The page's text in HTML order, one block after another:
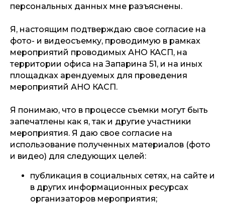
персональных данных мне разъяснены.
Я, настоящим подтверждаю свое согласие на
фото- и видеосъемку, проводимую в рамках
мероприятий проводимых АНО КАСП, на
территории офиса на Запарина 51, и на иных
площадках арендуемых для проведения
мероприятий АНО КАСП.
Я понимаю, что в процессе съемки могут быть
запечатлены как я, так и другие участники
мероприятия. Я даю свое согласие на
использование полученных материалов (фото
и видео) для следующих целей:
публикация в социальных сетях, на сайте и
в других информационных ресурсах
организаторов мероприятия;